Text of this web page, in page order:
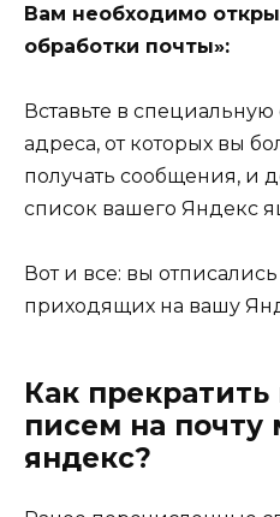
Вам необходимо
обработки почты»:
Вставьте в
адреса, от которых вы
получать сообщения, и
список вашего Яндекс
Вот и все: вы
приходящих на вашу
Как
писем на почту
яндекс?